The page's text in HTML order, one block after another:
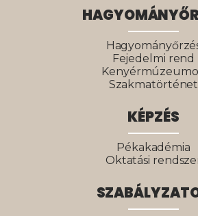
Fejedelmi rend
Szakmatörténet
KÉPZÉS
Pékakadémia
Oktatási